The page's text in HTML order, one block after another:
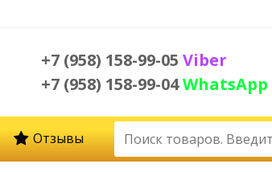
+7 (958) 158-99-05 Viber
+7 (958) 158-99-04WhatsApp
Отзывы